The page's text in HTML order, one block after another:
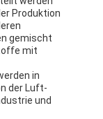
Produktion
gemischt
mit
in
der Luft-
und